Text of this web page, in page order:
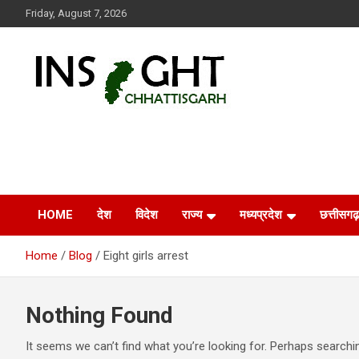
to
Friday, August 7, 2026
HOME देश विदेश राज्य मध्यप्रदेश छत्तीसगढ़
Home Blog Eight girls arrest
Nothing Found
It seems we can’t find what you’re looking for. Perhaps